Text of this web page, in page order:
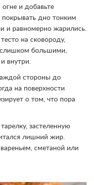
и добавьте
дно тонким
и равномерно жарились.
на сковороду,
большими,
внутри.
стороны до
на поверхности
о том, что пора
застеленную
лишний жир.
сметаной или